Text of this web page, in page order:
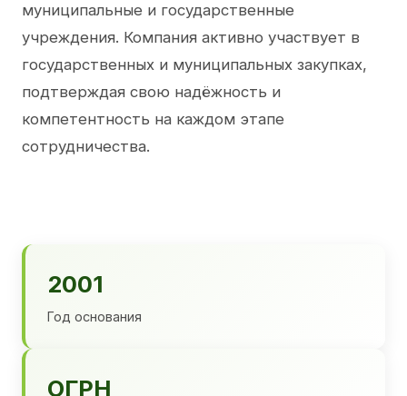
муниципальные и государственные
учреждения. Компания активно участвует в
государственных и муниципальных закупках,
подтверждая свою надёжность и
компетентность на каждом этапе
сотрудничества.
2001
Год основания
ОГРН